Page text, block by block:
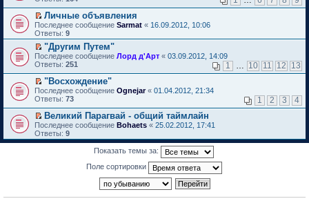
о
м
у
с
о
о
б
е
н
и
ю
ч
и
т
а
н
н
о
м
у
с
о
о
щ
е
н
и
у
н
е
п
р
о
ч
и
т
а
н
о
м
у
с
и
е
р
в
о
м
у
н
е
п
р
ч
и
т
а
н
н
о
и
к
п
е
р
о
м
у
е
п
р
о
ч
и
т
е
й
т
и
к
п
е
в
о
м
у
н
е
п
р
о
н
П
е
р
е
й
т
и
к
п
е
в
о
м
у
и
Личные объявления
Последнее сообщение Sarmat « 16.09.2012, 10:06
Ответы: 9
П
е
е
т
и
к
п
е
р
в
"Другим Путем"
Последнее сообщение Лорд д'Арт « 03.09.2012, 14:09
Ответы: 251 1 10 11 12 13
П
е
е
й
т
и
м
"Восхождение"
Последнее сообщение Ognejar« 01.04.2012, 21:34
Ответы: 73 1 2 3 4
П
е
р
е
Великий Парагвай - общий таймлайн
Последнее сообщение Bohaets « 25.02.2012, 17:41
Ответы: 9
Показать темы за:
Поле сортировки